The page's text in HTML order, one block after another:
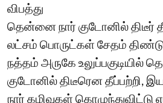
விபத்து
தென்னை நார் குடோனில் திடீர் தீ
லட்சம் பொருட்கள் சேதம்
நத்தம் அருகே உலுப்பகுடியில்
குடோனில் திடீரென தீப்பற்றி,
நார் கழிவுகள் கொழுந்துவிட்டு